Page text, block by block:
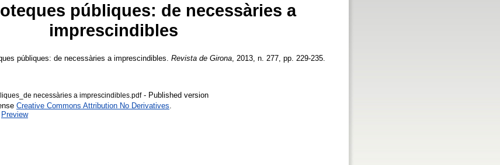
públiques: de necessàries a
imprescindibles
públiques: de necessàries a imprescindibles. Revista de Girona , 2013, n. 277, pp. 229-235.
necessàries a imprescindibles.pdf- Published version
Creative Commons Attribution No Derivatives
Preview